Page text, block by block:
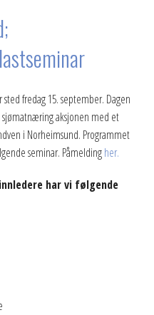
fredag 15. september. Dagen
aksjonen med et
i Norheimsund. Programmet
seminar. Påmeldingher.
har vi følgende